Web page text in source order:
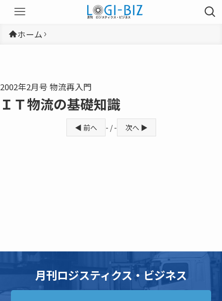
ホーム
2002年2月号 物流再入門
ＩＴ物流の基礎知識
◀ 前へ - / - 次へ ▶
月刊ロジスティクス・ビジネス